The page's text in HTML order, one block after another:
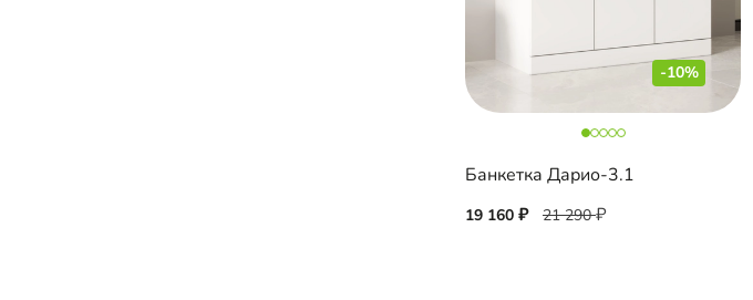
-10%
Банкетка Дарио-3.1
19 160 21 290